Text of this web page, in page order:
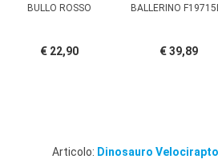
BULLO ROSSO
€ 22,90
BALLERINO
€ 39,89
Articolo: Dinosauro